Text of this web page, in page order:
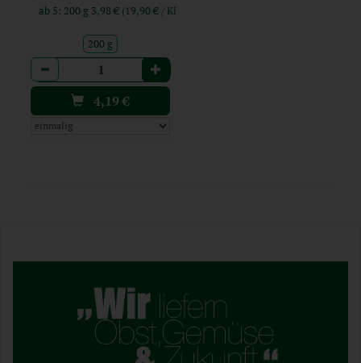
ab 5: 200 g 3,98 € (19,90 € / Kilogramm)
200 g
Anzahl
4,19€